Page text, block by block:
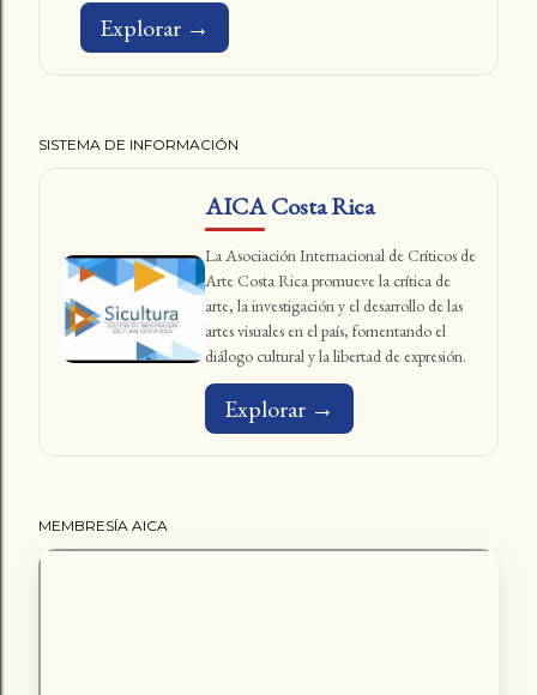
Explorar →
SISTEMA DE INFORMACIÓN
AICA Costa Rica
La Asociación Internacional de Críticos de
Arte Costa Rica promueve la crítica de
arte, la investigación y el desarrollo de las
artes visuales en el país, fomentando el
diálogo cultural y la libertad de expresión.
Explorar →
MEMBRESÍA AICA